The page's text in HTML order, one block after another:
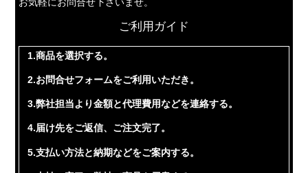
お気軽にお問合せ下さいませ。
ご利用ガイド
1.商品を選択する。
2.お問合せフォームをご利用いただき。
3.弊社担当より金額と代理費用などを連絡する。
4.届け先をご返信、ご注文完了。
5.支払い方法と納期などをご案内する。